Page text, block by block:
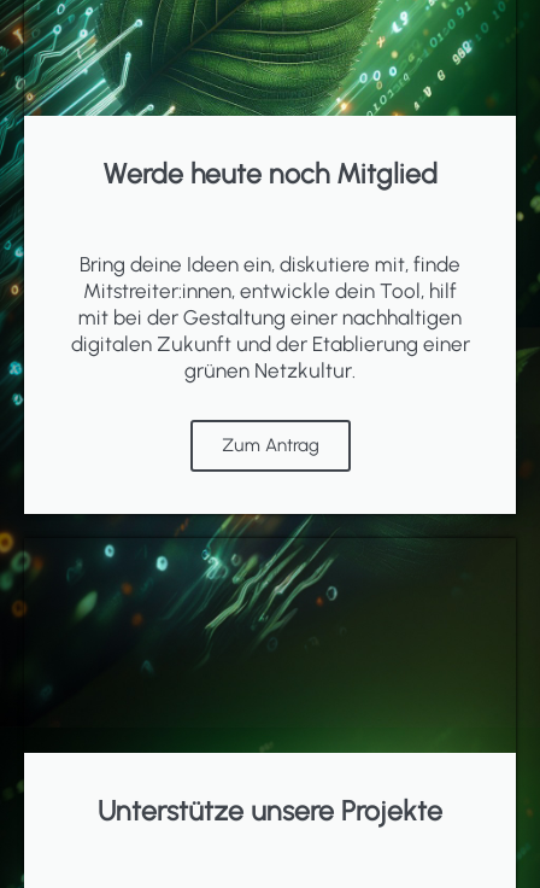
Werde heute noch Mitglied
Bring deine Ideen ein, diskutiere mit, finde
Mitstreiter:innen, entwickle dein Tool, hilf
mit bei der Gestaltung einer nachhaltigen
digitalen Zukunft und der Etablierung einer
grünen Netzkultur.
Zum Antrag
Unterstütze unsere Projekte